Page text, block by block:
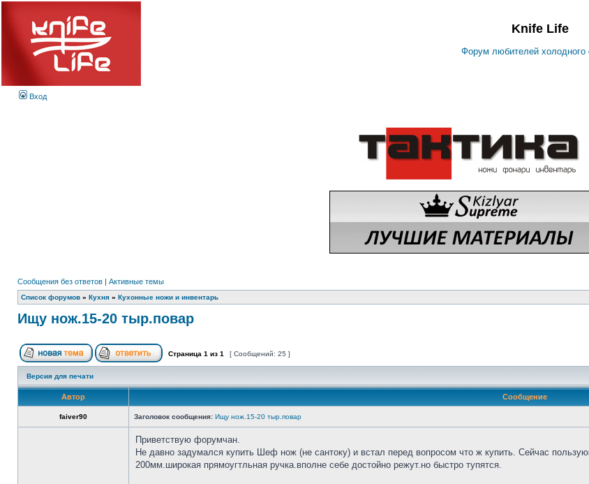
Knife Life
Форум любителей холодного
Вход
Сообщения без ответов | Активные темы
Список форумов » Кухня » Кухонные ножи и инвентарь
Ищу нож.15-20 тыр.повар
Страница 1 из 1 [ Сообщений: 25 ]
Версия для печати
Автор Сообщение
faiver90 Заголовок сообщения: Ищу нож.15-20 тыр.повар
Приветствую форумчан.
Не давно задумался купить Шеф нож (не сантоку) и встал перед вопросом что ж купить. Сейчас
200мм.широкая прямоугтльная ручка.вполне себе достойно режут.но быстро тупятся.